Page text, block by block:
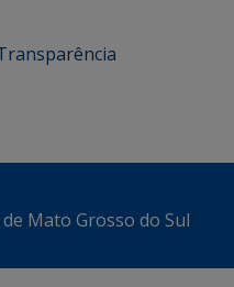
Mato Grosso do Sul